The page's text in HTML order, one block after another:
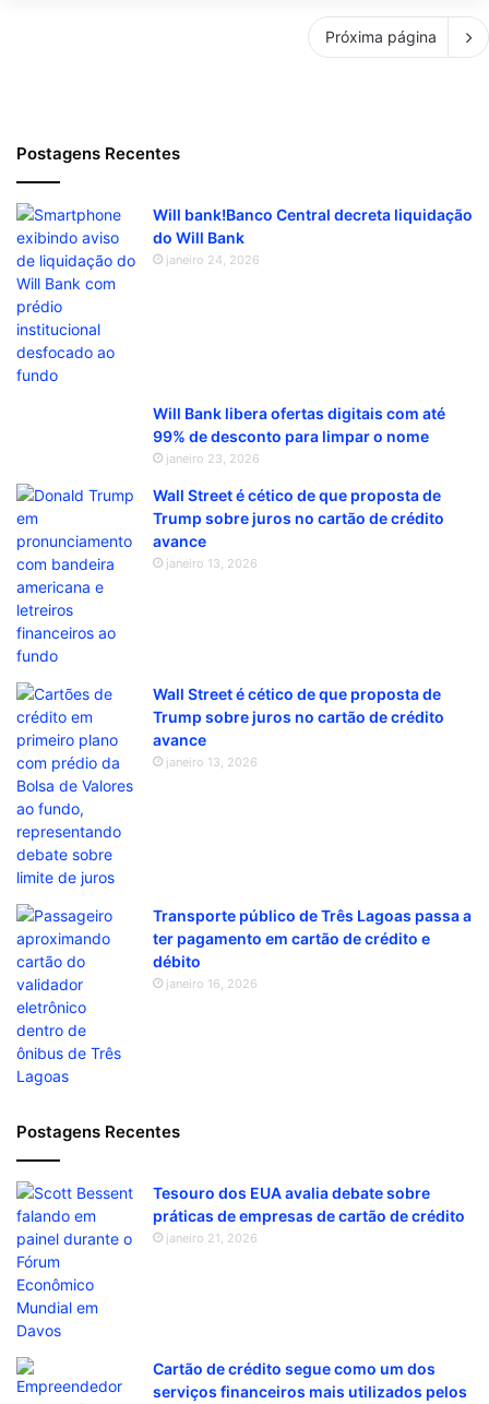
Próxima página
Postagens Recentes
Will bank!Banco Central decreta liquidação
do Will Bank
janeiro 24, 2026
Will Bank libera ofertas digitais com até
99% de desconto para limpar o nome
janeiro 23, 2026
Wall Street é cético de que proposta de
Trump sobre juros no cartão de crédito
avance
janeiro 13, 2026
Wall Street é cético de que proposta de
Trump sobre juros no cartão de crédito
avance
janeiro 13, 2026
Transporte público de Três Lagoas passa a
ter pagamento em cartão de crédito e
débito
janeiro 16, 2026
Postagens Recentes
Tesouro dos EUA avalia debate sobre
práticas de empresas de cartão de crédito
janeiro 21, 2026
Cartão de crédito segue como um dos
serviços financeiros mais utilizados pelos